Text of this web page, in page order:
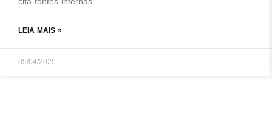
LEIA MAIS »
05/04/2025